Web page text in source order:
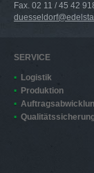
Fax. 02 11 / 45 42
SERVICE
Logistik
Produktion